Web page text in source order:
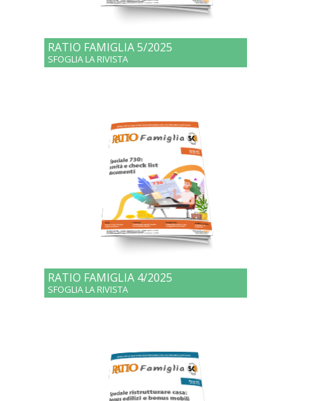
RATIO FAMIGLIA 5/2025
SFOGLIA LA RIVISTA
RATIO FAMIGLIA 4/2025
SFOGLIA LA RIVISTA